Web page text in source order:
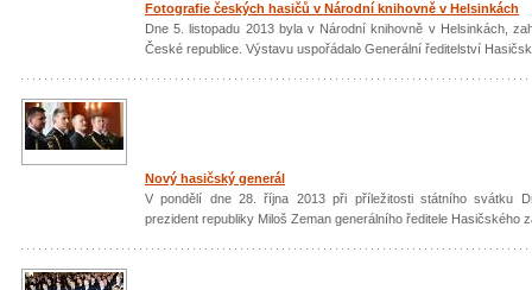
Fotografie českých hasičů v Národní knihovně v Helsinkách
Dne 5. listopadu 2013 byla v Národní knihovně v Helsinkách,
České republice. Výstavu uspořádalo Generální ředitelství
Nový hasičský generál
V pondělí dne 28. října 2013 při příležitosti státního svátku
prezident republiky Miloš Zeman generálního ředitele Hasičského